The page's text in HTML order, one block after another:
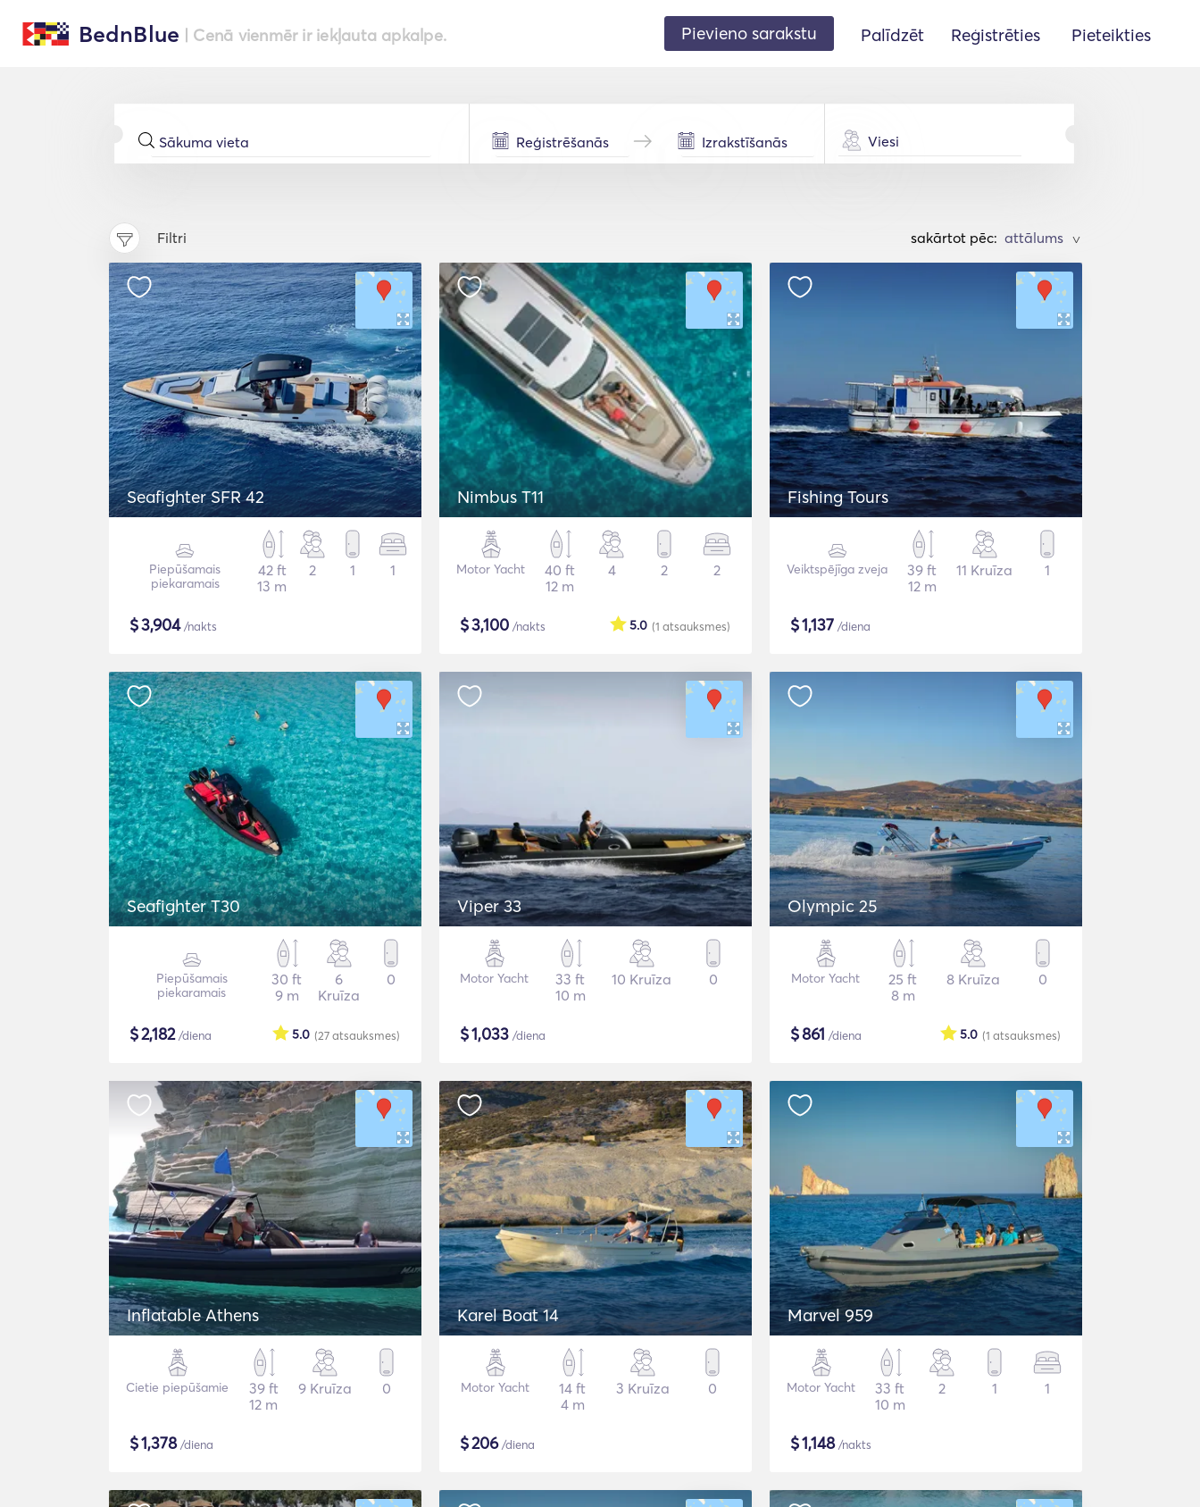
BednBlue | Cenā vienmēr ir iekļauta apkalpe. Pievieno sarakstu Palīdzēt Reģistrēties Pieteikties
Viesi
Filtri sakārtot pēc: >
Seafighter SFR 42
Piepūšamais
piekaramais
42 ft
13 m
2 1 1
$3,904/nakts
Nimbus T11
Motor Yacht
40 ft
12 m
4 2 2
$3,100 /nakts (1 atsauksmes)
5.0
Fishing Tours
Veiktspējīga zveja
39 ft
12 m
11 Kruīza 1
$1,137 /diena
Seafighter T30
Piepūšamais
piekaramais
30 ft
9 m
6
Kruīza
0
$2,182/diena (27atsauksmes)
5.0
Viper 33
Motor Yacht
33 ft
10 m
10 Kruīza 0
$1,033 /diena
Olympic 25
Motor Yacht
25 ft
8 m
8 Kruīza 0
$861 /diena (1 atsauksmes)
5.0
Inflatable Athens
Cietie piepūšamie
39 ft
12 m
9 Kruīza 0
$1,378/diena
Karel Boat 14
Motor Yacht
14 ft
4 m
3 Kruīza 0
$206/diena
Marvel 959
Motor Yacht
33 ft
10 m
2 1 1
$1,148/nakts